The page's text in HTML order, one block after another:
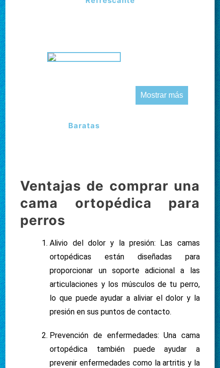
Baratas
Mostrar más
Ventajas de comprar una
cama ortopédica para
perros
Alivio del dolor y la presión: Las camas
ortopédicas están diseñadas para
proporcionar un soporte adicional a las
articulaciones y los músculos de tu perro,
lo que puede ayudar a aliviar el dolor y la
presión en sus puntos de contacto.
Prevención de enfermedades: Una cama
ortopédica también puede ayudar a
prevenir enfermedades como la artritis y la